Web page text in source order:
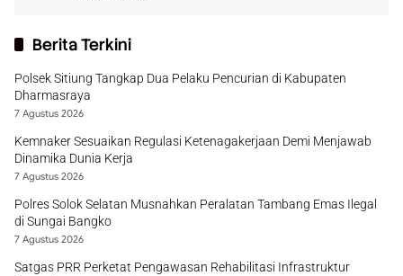
Berita Terkini
Polsek Sitiung Tangkap Dua Pelaku Pencurian di Kabupaten
Dharmasraya
7 Agustus 2026
Kemnaker Sesuaikan Regulasi Ketenagakerjaan Demi Menjawab
Dinamika Dunia Kerja
7 Agustus 2026
Polres Solok Selatan Musnahkan Peralatan Tambang Emas Ilegal
di Sungai Bangko
7 Agustus 2026
Satgas PRR Perketat Pengawasan Rehabilitasi Infrastruktur